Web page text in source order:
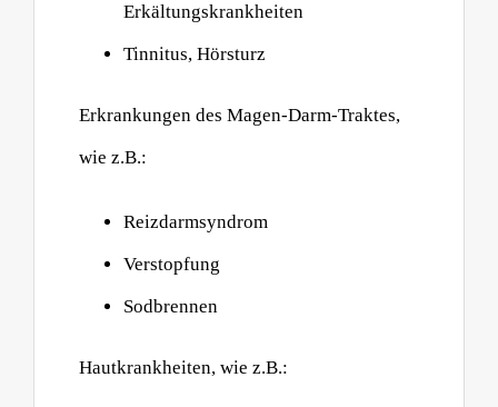
Erkältungskrankheiten
Tinnitus, Hörsturz
Erkrankungen des Magen-Darm-Traktes,
wie z.B.:
Reizdarmsyndrom
Verstopfung
Sodbrennen
Hautkrankheiten, wie z.B.: